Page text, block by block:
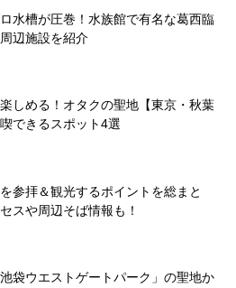
水槽が圧巻！水族館で有名な葛西臨
辺施設を紹介
しめる！オタクの聖地【東京・秋葉
できるスポット4選
参拝＆観光するポイントを総まと
スや周辺そば情報も！
池袋ウエストゲートパーク」の聖地か